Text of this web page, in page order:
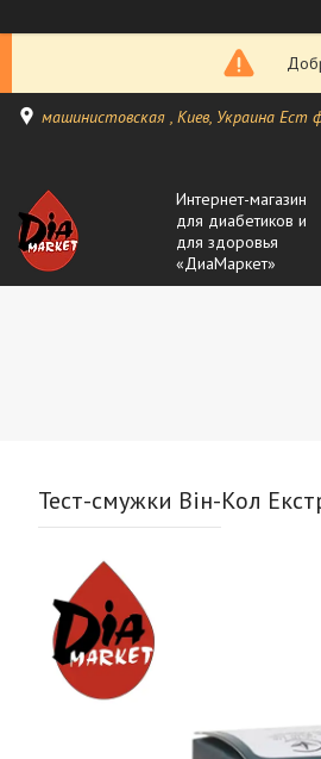
машинистовская , Киев, Украина Ест
Интернет-магазин
для диабетиков и
для здоровья
«ДиаМаркет»
Тест-смужки Він-Кол